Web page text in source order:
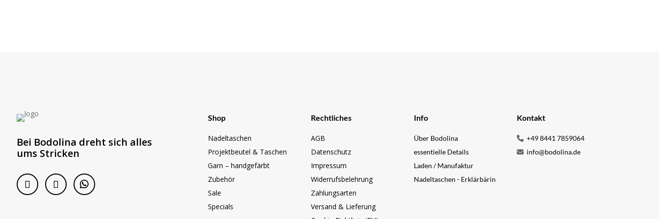
Bei Bodolina dreht sich alles
ums Stricken
Shop
Nadeltaschen
Projektbeutel & Taschen
Garn – handgefärbt
Zubehör
Sale
Specials
Rechtliches
AGB
Datenschutz
Impressum
Widerrufsbelehrung
Zahlungsarten
Versand & Lieferung
Info
Über Bodolina
essentielle Details
Laden / Manufaktur
Nadeltaschen - Erklärbärin
Kontakt
+49 8441 7859064
info@bodolina.de